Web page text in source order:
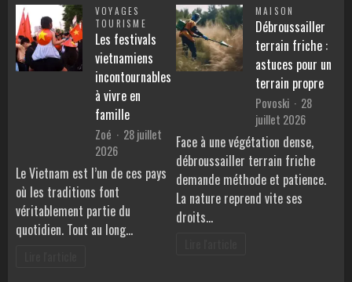
VOYAGES
TOURISME
Les festivals
vietnamiens
incontournables
à vivre en
famille
Zoé
28 juillet
2026
Le Vietnam est l’un de ces pays
où les traditions font
véritablement partie du
quotidien. Tout au long…
MAISON
Débroussailler
terrain friche :
astuces pour un
terrain propre
Povoski
28
juillet 2026
Face à une végétation dense,
débroussailler terrain friche
demande méthode et patience.
La nature reprend vite ses
droits…